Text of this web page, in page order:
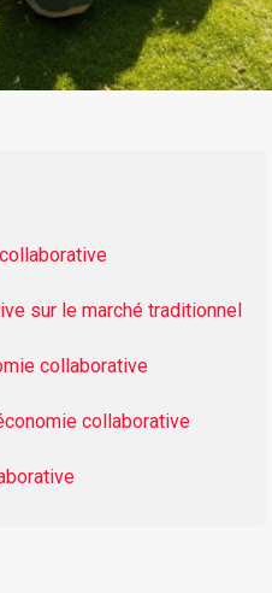
sur le marché traditionnel
collaborative
collaborative